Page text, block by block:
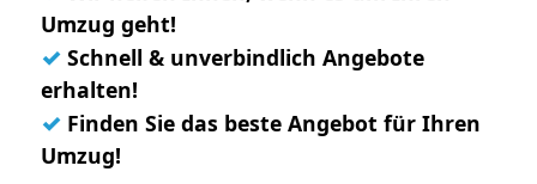
Umzug geht!
✓ Schnell & unverbindlich Angebote
erhalten!
✓ Finden Sie das beste Angebot für Ihren
Umzug!